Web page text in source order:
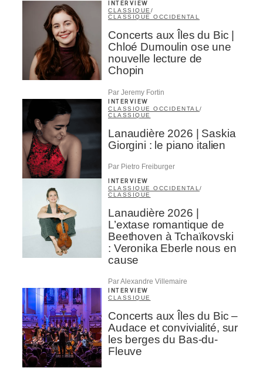
INTERVIEW
CLASSIQUE/
CLASSIQUE OCCIDENTAL
Concerts aux Îles du Bic |
Chloé Dumoulin ose une
nouvelle lecture de
Chopin
Par Jeremy Fortin
INTERVIEW
CLASSIQUE OCCIDENTAL /
CLASSIQUE
Lanaudière 2026 | Saskia
Giorgini : le piano italien
Par Pietro Freiburger
INTERVIEW
CLASSIQUE OCCIDENTAL /
CLASSIQUE
Lanaudière 2026 |
L’extase romantique de
Beethoven à Tchaïkovski
: Veronika Eberle nous en
cause
Par Alexandre Villemaire
INTERVIEW
CLASSIQUE
Concerts aux Îles du Bic –
Audace et convivialité, sur
les berges du Bas-du-
Fleuve